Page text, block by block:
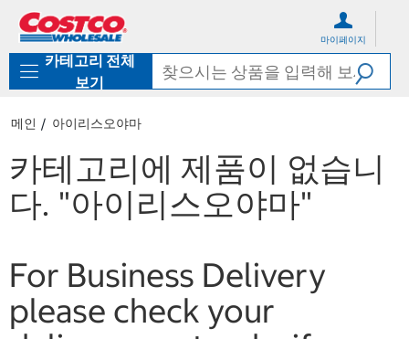
로
기
가
마이페이지
카테고리 전체
보기
메인 아이리스오야마
카테고리에 제품이 없습니
다. "아이리스오야마"
For Business Delivery
please check your